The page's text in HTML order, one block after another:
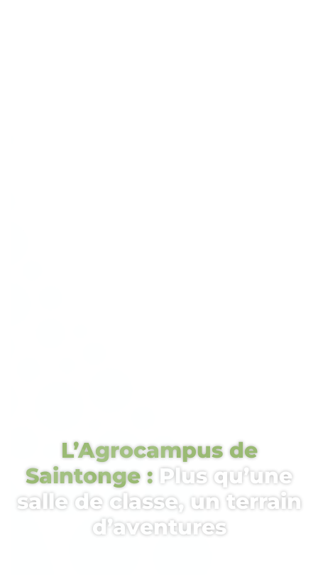
L’Agrocampus de
Saintonge : Plus qu’une
salle de classe, un terrain
d’aventures